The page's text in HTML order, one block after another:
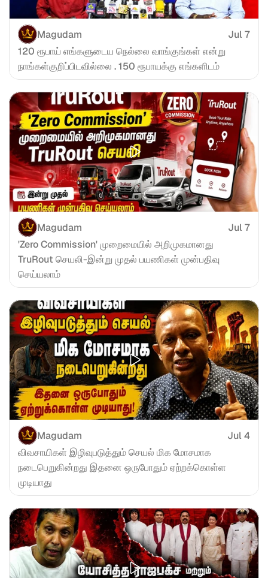
Magudam
Jul 7
120 ரூபாய் எங்களுடைய நெல்லை வாங்குங்கள் என்று
நாங்கள்குறிப்பிடவில்லை . 150 ரூபாயக்கு எங்களிடம்
Magudam
Jul 7
'Zero Commission' முறைமையில் அறிமுகமானது
TruRout செயலி-இன்று முதல் பயணிகள் முன்பதிவு
செய்யலாம்
Magudam
Jul 4
விவசாயிகள் இழிவுபடுத்தும் செயல் மிக மோசமாக
நடைபெறுகின்றது இதனை ஒருபோதும் ஏற்றக்கொள்ள
முடியாது